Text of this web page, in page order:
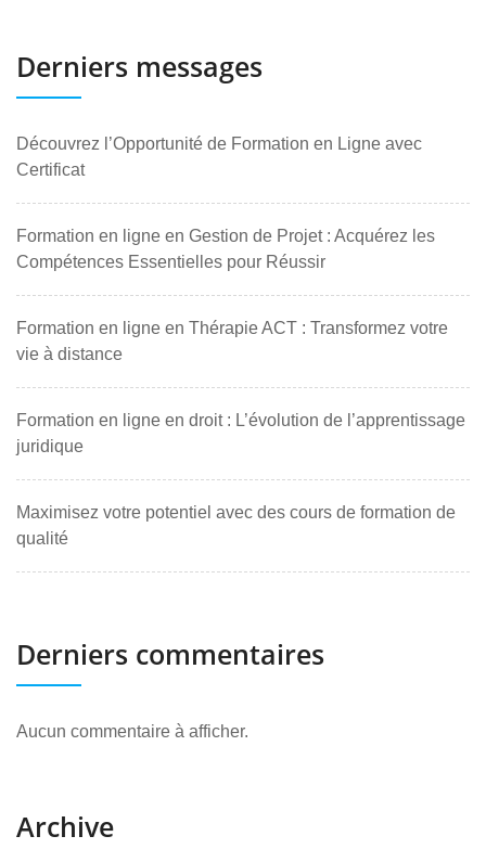
Derniers messages
Découvrez l’Opportunité de Formation en Ligne avec
Certificat
Formation en ligne en Gestion de Projet : Acquérez les
Compétences Essentielles pour Réussir
Formation en ligne en Thérapie ACT : Transformez votre
vie à distance
Formation en ligne en droit : L’évolution de l’apprentissage
juridique
Maximisez votre potentiel avec des cours de formation de
qualité
Derniers commentaires
Aucun commentaire à afficher.
Archive